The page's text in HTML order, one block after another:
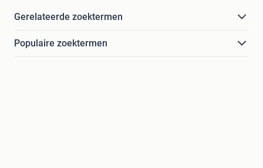
Gerelateerde zoektermen
Populaire zoektermen